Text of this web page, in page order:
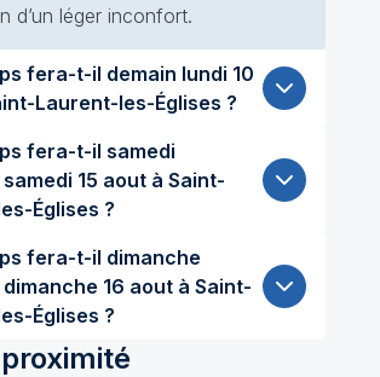
d’un léger inconfort.
t-il demain lundi 10
Laurent-les-Églises ?
fera-t-il samedi
Églises ?
fera-t-il dimanche
Églises ?